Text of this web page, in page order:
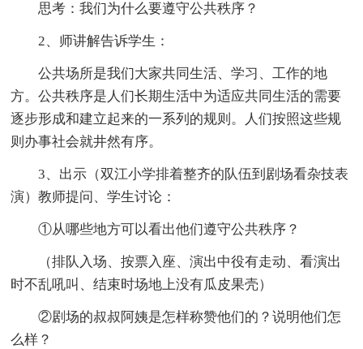
思考：我们为什么要遵守公共秩序？
2、师讲解告诉学生：
公共场所是我们大家共同生活、学习、工作的地
方。公共秩序是人们长期生活中为适应共同生活的需要
逐步形成和建立起来的一系列的规则。人们按照这些规
则办事社会就井然有序。
3、出示（双江小学排着整齐的队伍到剧场看杂技表
演）教师提问、学生讨论：
①从哪些地方可以看出他们遵守公共秩序？
（排队入场、按票入座、演出中役有走动、看演出
时不乱吼叫、结束时场地上没有瓜皮果壳）
②剧场的叔叔阿姨是怎样称赞他们的？说明他们怎
么样？